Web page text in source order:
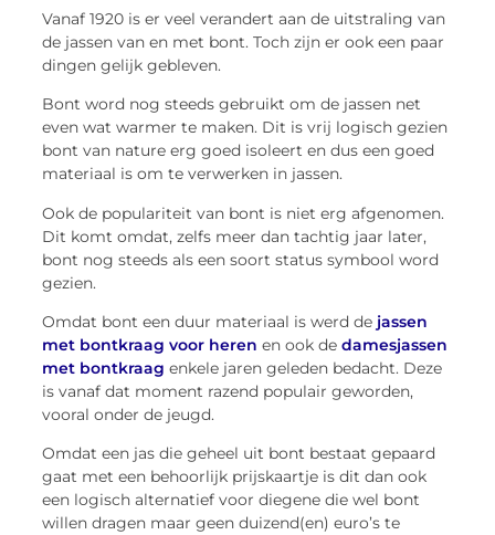
Vanaf 1920 is er veel verandert aan de uitstraling van
de jassen van en met bont. Toch zijn er ook een paar
dingen gelijk gebleven.
Bont word nog steeds gebruikt om de jassen net
even wat warmer te maken. Dit is vrij logisch gezien
bont van nature erg goed isoleert en dus een goed
materiaal is om te verwerken in jassen.
Ook de populariteit van bont is niet erg afgenomen.
Dit komt omdat, zelfs meer dan tachtig jaar later,
bont nog steeds als een soort status symbool word
gezien.
Omdat bont een duur materiaal is werd de jassen
met bontkraag voor heren en ook dedamesjassen
met bontkraag enkele jaren geleden bedacht. Deze
is vanaf dat moment razend populair geworden,
vooral onder de jeugd.
Omdat een jas die geheel uit bont bestaat gepaard
gaat met een behoorlijk prijskaartje is dit dan ook
een logisch alternatief voor diegene die wel bont
willen dragen maar geen duizend(en) euro’s te